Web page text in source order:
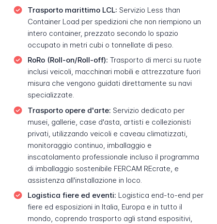
Trasporto marittimo LCL: Servizio Less than
Container Load per spedizioni che non riempiono un
intero container, prezzato secondo lo spazio
occupato in metri cubi o tonnellate di peso.
RoRo (Roll-on/Roll-off): Trasporto di merci su ruote
inclusi veicoli, macchinari mobili e attrezzature fuori
misura che vengono guidati direttamente su navi
specializzate.
Trasporto opere d'arte: Servizio dedicato per
musei, gallerie, case d'asta, artisti e collezionisti
privati, utilizzando veicoli e caveau climatizzati,
monitoraggio continuo, imballaggio e
inscatolamento professionale incluso il programma
di imballaggio sostenibile FERCAM REcrate, e
assistenza all'installazione in loco.
Logistica fiere ed eventi: Logistica end-to-end per
fiere ed esposizioni in Italia, Europa e in tutto il
mondo, coprendo trasporto agli stand espositivi,